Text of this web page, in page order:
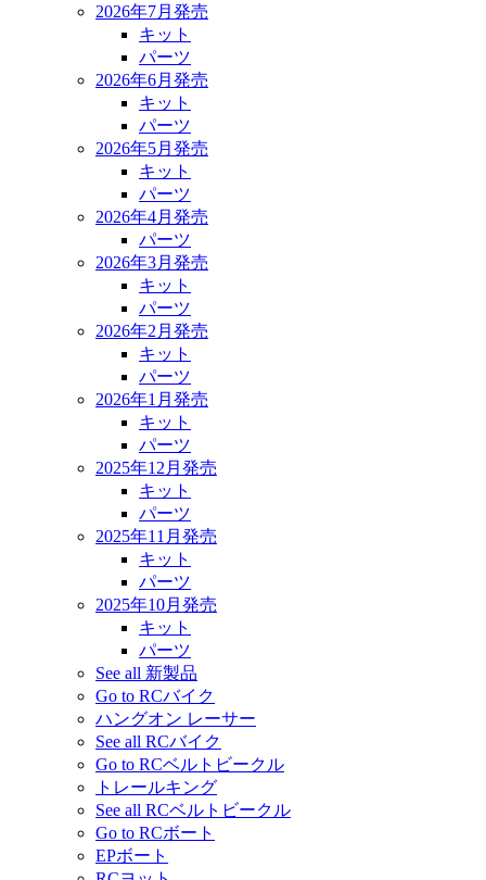
2026年7月発売
キット
パーツ
2026年6月発売
キット
パーツ
2026年5月発売
キット
パーツ
2026年4月発売
パーツ
2026年3月発売
キット
パーツ
2026年2月発売
キット
パーツ
2026年1月発売
キット
パーツ
2025年12月発売
キット
パーツ
2025年11月発売
キット
パーツ
2025年10月発売
キット
パーツ
See all 新製品
Go to RCバイク
ハングオン レーサー
See all RCバイク
Go to RCベルトビークル
トレールキング
See all RCベルトビークル
Go to RCボート
EPボート